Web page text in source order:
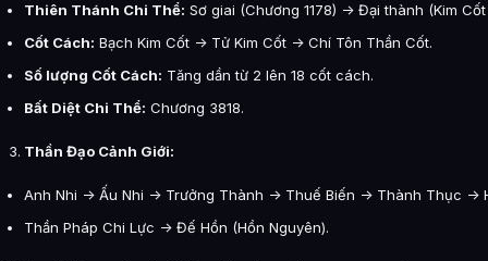
Thiên Thánh Chi Thể: Sơ giai (Chương 1178) -> Đại thành (Kim Cốt
Cốt Cách: Bạch Kim Cốt -> Tử Kim Cốt -> Chí Tôn Thần Cốt.
Số lượng Cốt Cách: Tăng dần từ 2 lên 18 cốt cách.
Bất Diệt Chi Thể: Chương 3818.
Thần Đạo Cảnh Giới:
Anh Nhi -> Ấu Nhi -> Trưởng Thành -> Thuế Biến -> Thành Thục ->
Thần Pháp Chi Lực -> Đế Hồn (Hồn Nguyên).